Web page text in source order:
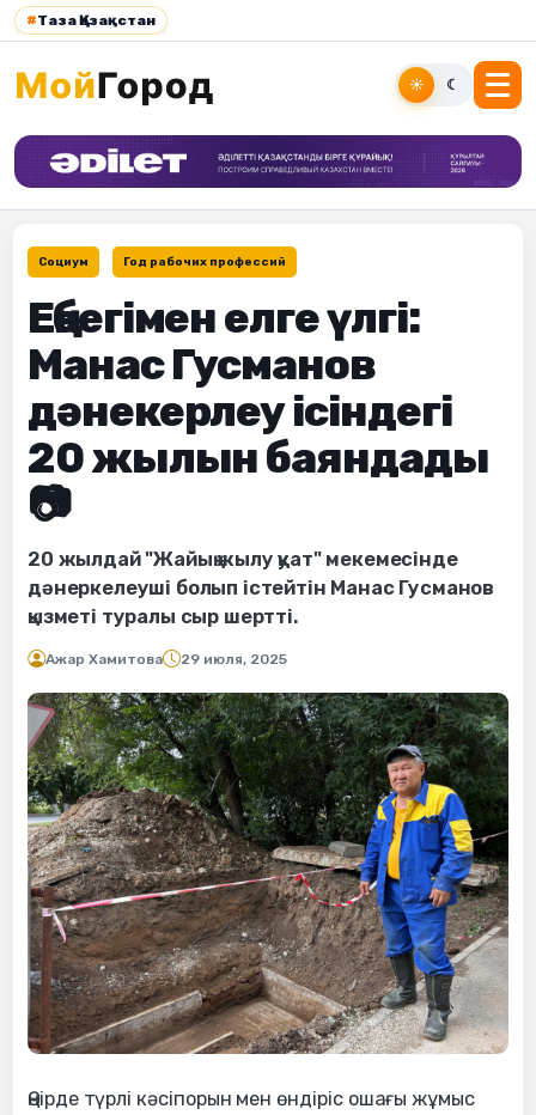
#Таза Қазақстан
☀ ☾
Социум Год рабочих профессий
Еңбегімен елге үлгі:
Манас Гусманов
дәнекерлеу ісіндегі
20 жылын баяндады
📷
20 жылдай "Жайық жылу қуат" мекемесінде
дәнеркелеуші болып істейтін Манас Гусманов
қызметі туралы сыр шертті.
Ажар Хамитова 29 июля, 2025
Өңірде түрлі кәсіпорын мен өндіріс ошағы жұмыс